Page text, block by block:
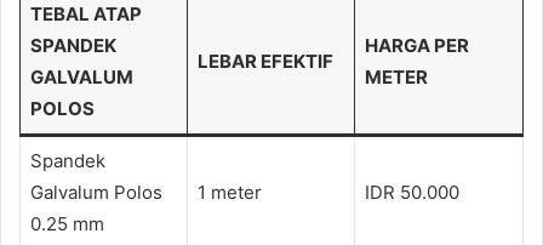
TEBAL ATAP
SPANDEK
GALVALUM
POLOS
LEBAR EFEKTIF
HARGA PER
METER
Spandek
Galvalum Polos
0.25 mm
1 meter IDR 50.000